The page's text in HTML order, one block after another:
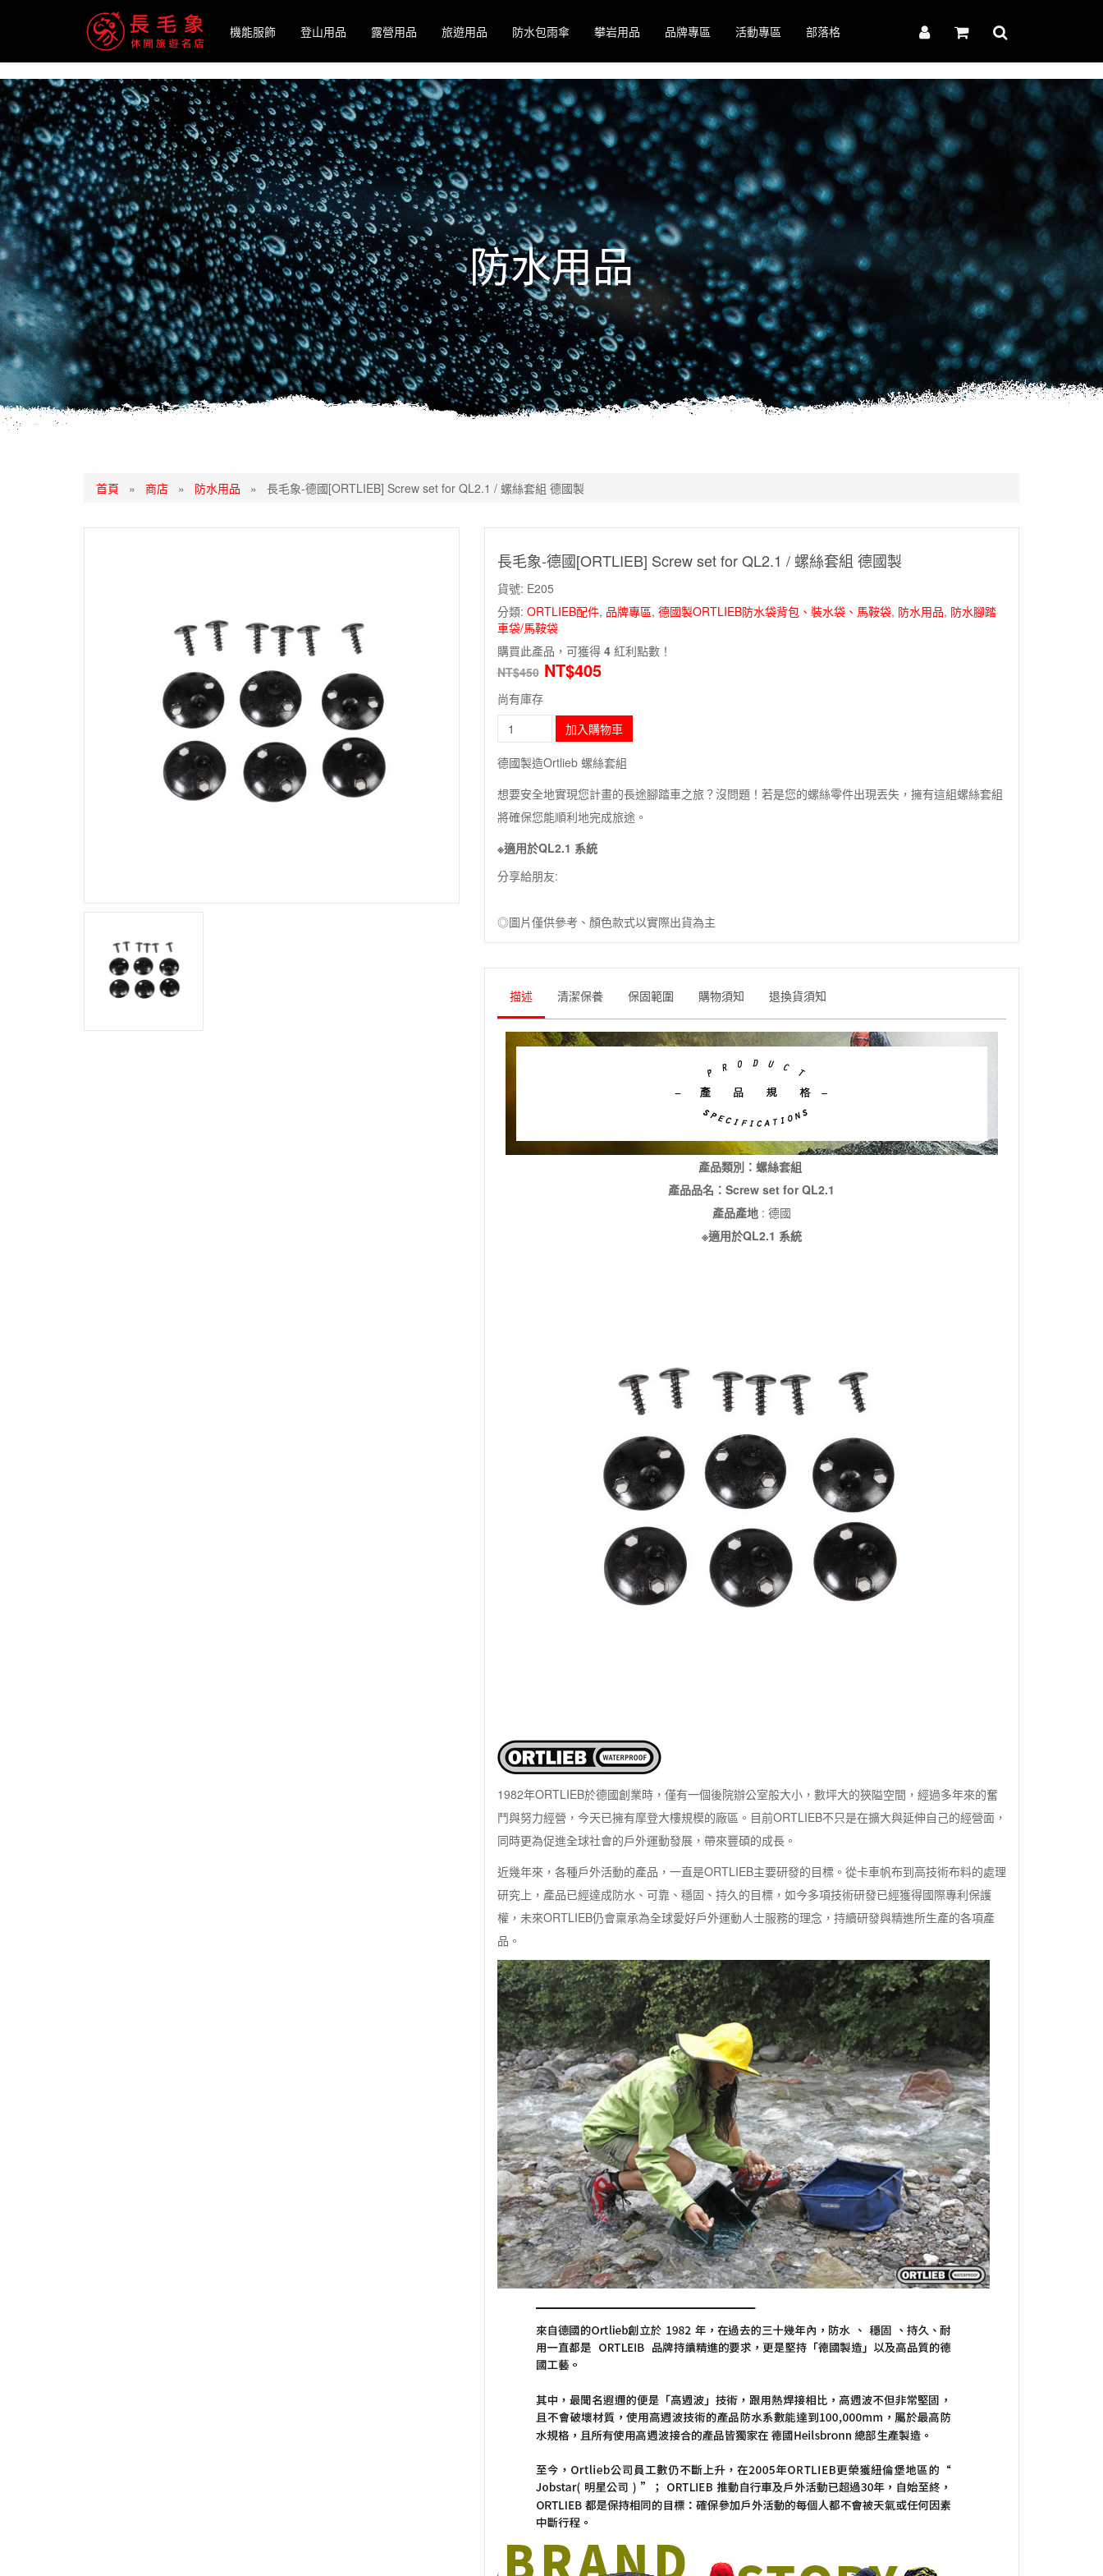
機能服飾
登山用品 露營用品 旅遊用品 防水包雨傘 攀岩用品 品牌專區 活動專區 部落格
防水用品
首頁 » 商店 » 防水用品 » 長毛象-德國[ORTLIEB] Screw set for QL2.1 / 螺絲套組 德國製
長毛象-德國[ORTLIEB] Screw set for QL2.1 / 螺絲套組 德國製
貨號: E205
分類: ORTLIEB配件, 品牌專區, 德國製ORTLIEB防水袋背包、裝水袋、馬鞍袋, 防水用品, 防水腳踏
車袋/馬鞍袋
購買此產品，可獲得 4紅利點數！
NT$450 NT$405
尚有庫存
毛
象-
德
國
[ORTLIEB]
Screw
for
QL2.1
/
絲
德
數
量
加入購物車
德國製造Ortlieb 螺絲套組
想要安全地實現您計畫的長途腳踏車之旅？沒問題！若是您的螺絲零件出現丟失，擁有這組螺絲套組
將確保您能順利地完成旅途。
※適用於QL2.1 系統
分享給朋友:
◎圖片僅供參考、顏色款式以實際出貨為主
描述 清潔保養 保固範圍 購物須知 退換貨須知
產品類別：螺絲套組
產品品名：Screw set for QL2.1
產品產地: 德國
※適用於QL2.1 系統
1982年ORTLIEB於德國創業時，僅有一個後院辦公室般大小，數坪大的狹隘空間，經過多年來的奮
鬥與努力經營，今天已擁有摩登大樓規模的廠區。目前ORTLIEB不只是在擴大與延伸自己的經營面，
同時更為促進全球社會的戶外運動發展，帶來豐碩的成長。
近幾年來，各種戶外活動的產品，一直是ORTLIEB主要研發的目標。從卡車帆布到高技術布料的處理
研究上，產品已經達成防水、可靠、穩固、持久的目標，如今多項技術研發已經獲得國際專利保護
權，未來ORTLIEB仍會稟承為全球愛好戶外運動人士服務的理念，持續研發與精進所生產的各項產
品。